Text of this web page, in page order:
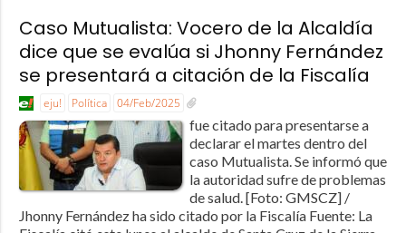
Caso Mutualista: Vocero de la Alcaldía
dice que se evalúa si Jhonny Fernández
se presentará a citación de la Fiscalía
eju! Política 04/Feb/2025
fue citado para presentarse a
declarar el martes dentro del
caso Mutualista. Se informó que
la autoridad sufre de problemas
de salud. [Foto: GMSCZ] /
Jhonny Fernández ha sido citado por la Fiscalía Fuente: La